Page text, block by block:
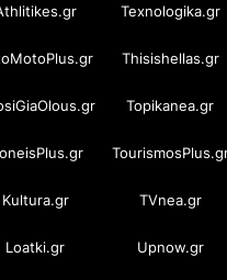
Texnologika.gr
Thisishellas.gr
Topikanea.gr
Kultura.gr TVnea.gr
Loatki.gr Upnow.gr